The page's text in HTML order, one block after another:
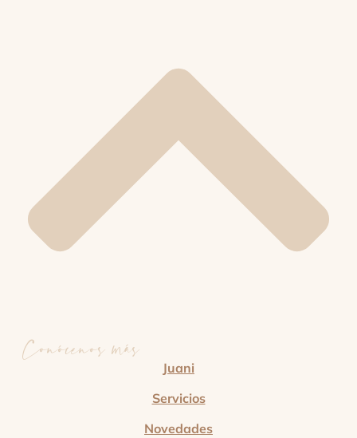
Conócenos más
Juani
Servicios
Novedades